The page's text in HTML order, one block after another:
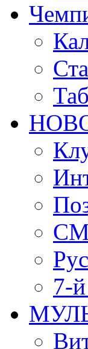
7-